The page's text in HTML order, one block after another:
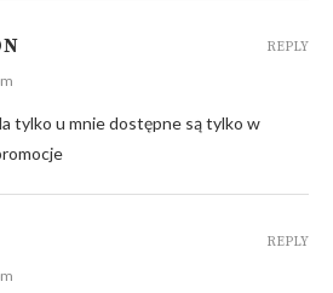
tylko u mnie dostępne są tylko w
REPLY
REPLY